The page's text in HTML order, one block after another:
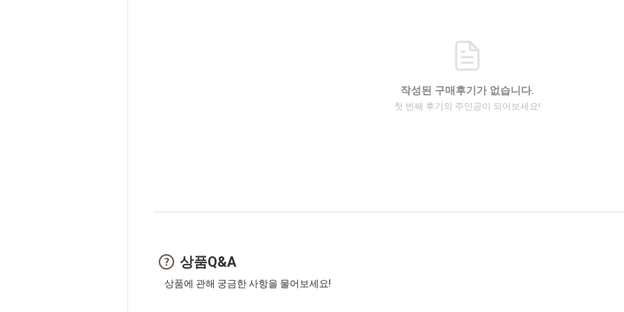
작성된 구매후기가 없습니다.
첫 번째 후기의 주인공이 되어보세요!
상품Q&A
상품에 관해 궁금한 사항을 물어보세요!